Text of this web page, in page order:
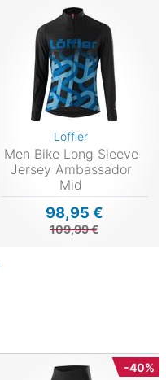
Löffler
Men Bike Long Sleeve
Jersey Ambassador
Mid
98,95 €
109,99 €
-40%